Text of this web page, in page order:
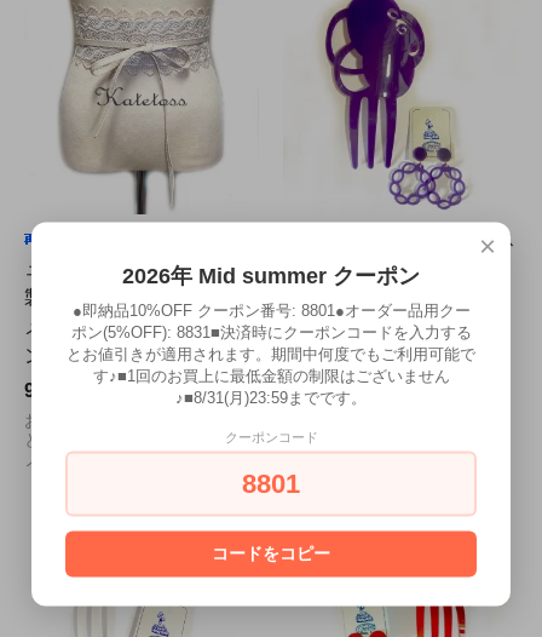
ュ) Trajes de Flamenca社
製 ネコポス送料無料 フラ
メンコ ベルト シントゥロ
ン ファヒィン
9,500円(内税)
お手持ちのツーピースがグッ
とグレードアップする優れモ
ノです!
スペイン製ペイネタピアス
セット・紫 Peira社製 ネコ
6,380円(内税)
周りに差を付けるペイネタと
ピアスのセットです!
×
2026年 Mid summer クーポン
●即納品10%OFF クーポン番号: 8801●オーダー品用クー
ポン(5%OFF): 8831■決済時にクーポンコードを入力する
とお値引きが適用されます。期間中何度でもご利用可能で
す♪■1回のお買上に最低金額の制限はございません
♪■8/31(月)23:59までです。
クーポンコード
8801
コードをコピー